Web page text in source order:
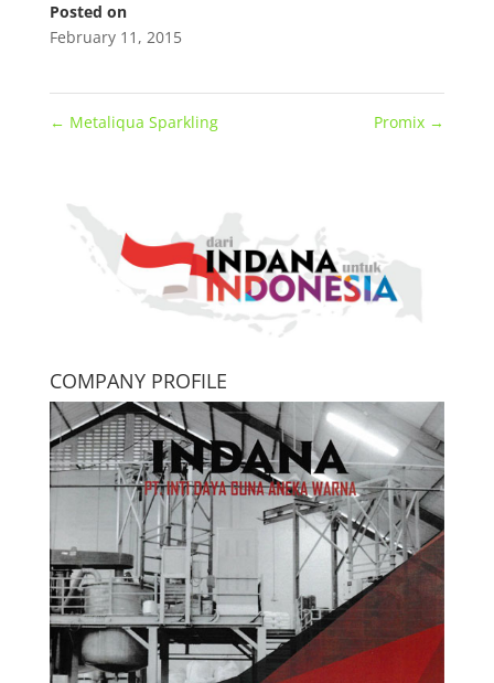
Posted on
February 11, 2015
← Metaliqua Sparkling Promix →
COMPANY PROFILE